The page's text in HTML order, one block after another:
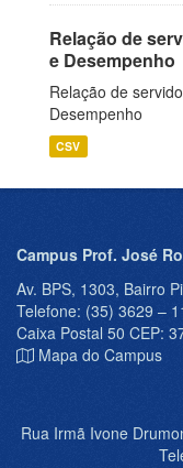
Relação de
e Desempenho
Relação de
Desempenho
CSV
Campus Prof. José
Av. BPS, 1303, Bairro
Telefone: (35) 3629 –
Caixa Postal 50 CEP:
Mapa do Campus
Rua Irmã Ivone